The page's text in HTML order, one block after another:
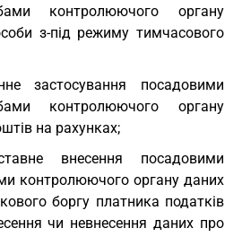
контролюючого органу
з-під режиму тимчасового
застосування посадовими
контролюючого органу
на рахунках;
внесення посадовими
контролюючого органу даних
боргу платника податків
чи невнесення даних про